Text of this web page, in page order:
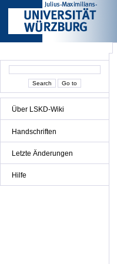
Über LSKD-Wiki
Handschriften
Letzte Änderungen
Hilfe